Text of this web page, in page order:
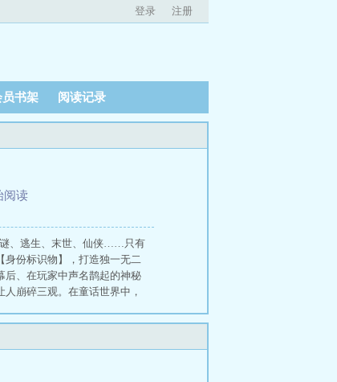
登录 注册
员书架 阅读记录
阅读
谜、逃生、末世、仙侠……只有
身份标识物】，打造独一无二
后、在玩家中声名鹊起的神秘
崩碎三观。在童话世界中，
操纵族群斗争，一同探索世界